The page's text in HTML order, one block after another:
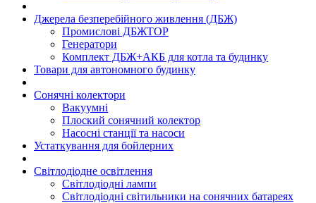
Джерела безперебійного живлення (ДБЖ)
Промислові ДБЖTOP
Генератори
Комплект ДБЖ+АКБ для котла та будинку
Товари для автономного будинку
Сонячні колектори
Вакуумні
Плоский сонячний колектор
Насосні станції та насоси
Устаткування для бойлерних
Світлодіодне освітлення
Світлодіодні лампи
Світлодіодні світильники на сонячних батареях